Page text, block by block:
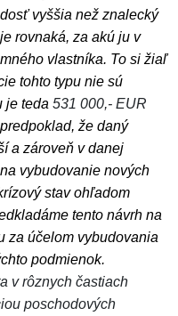
vyššia než znalecký
rovnaká, za akú ju v
vlastníka. To si žiaľ
tohto typu nie sú
je teda 531 000,- EUR
že daný
a zároveň v danej
vybudovanie nových
stav ohľadom
tento návrh na
za účelom vybudovania
podmienok.
v rôznych častiach
poschodových